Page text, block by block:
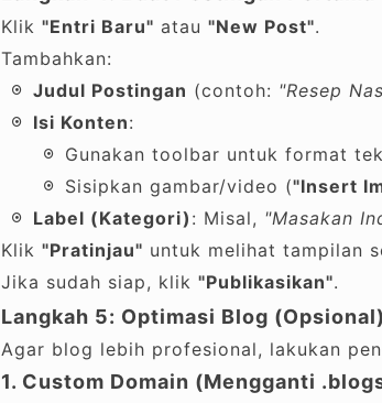
Klik "Entri Baru" atau "New Post".
Tambahkan:
Judul Postingan (contoh: "Resep
Isi Konten:
Gunakan toolbar untuk format
Sisipkan gambar/video ("Insert
Label (Kategori) : Misal, "Masakan
Klik "Pratinjau" untuk melihat tampilan
Jika sudah siap, klik "Publikasikan".
Langkah 5: Optimasi Blog (Opsional)
Agar blog lebih profesional, lakukan
1. Custom Domain (Mengganti